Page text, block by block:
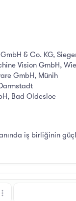
& Co. KG,
Vision GmbH,
GmbH, Münih
Bad Oldesloe
iş birliğinin
çizgi ekle
Daha fazla seçenek…